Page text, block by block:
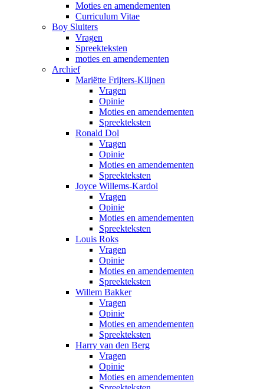
Moties en amendementen
Curriculum Vitae
Boy Sluiters
Vragen
Spreekteksten
moties en amendementen
Archief
Mariëtte Frijters-Klijnen
Vragen
Opinie
Moties en amendementen
Spreekteksten
Ronald Dol
Vragen
Opinie
Moties en amendementen
Spreekteksten
Joyce Willems-Kardol
Vragen
Opinie
Moties en amendementen
Spreekteksten
Louis Roks
Vragen
Opinie
Moties en amendementen
Spreekteksten
Willem Bakker
Vragen
Opinie
Moties en amendementen
Spreekteksten
Harry van den Berg
Vragen
Opinie
Moties en amendementen